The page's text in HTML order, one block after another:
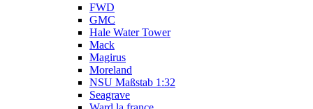
FWD
GMC
Hale Water Tower
Mack
Magirus
Moreland
NSU Maßstab 1:32
Seagrave